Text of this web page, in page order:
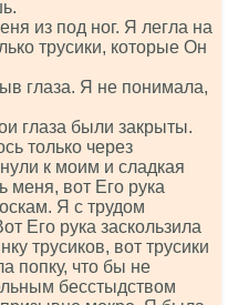
из под ног. Я легла на
трусики, которые Он
глаза. Я не понимала,
глаза были закрыты.
только через
к моим и сладкая
меня, вот Его рука
Я с трудом
Его рука заскользила
трусиков, вот трусики
попку, что бы не
бесстыдством